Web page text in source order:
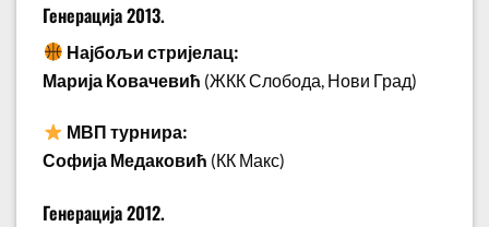
Генерација 2013.
Најбољи стријелац:
Марија Ковачевић (ЖКК Слобода, Нови Град)
МВП турнира:
Софија Медаковић (КК Макс)
Генерација 2012.